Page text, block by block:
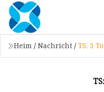
Heim / Nachricht / TS: 3